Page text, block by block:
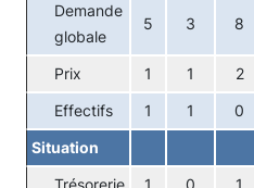
Demande
globale
5 3 8
Prix 1 1 2
Effectifs 1 1 0
Situation